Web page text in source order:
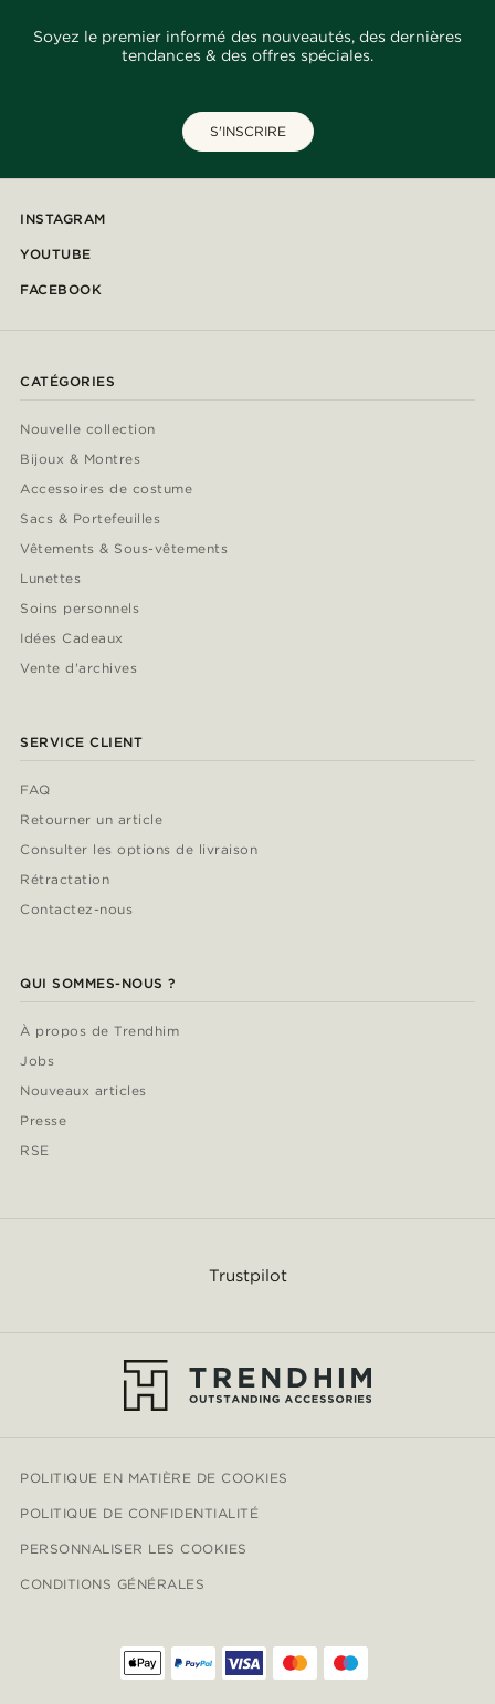
Soyez le premier informé des nouveautés, des dernières
tendances & des offres spéciales.
S'INSCRIRE
INSTAGRAM
YOUTUBE
FACEBOOK
CATÉGORIES
Nouvelle collection
Bijoux & Montres
Accessoires de costume
Sacs & Portefeuilles
Vêtements & Sous-vêtements
Lunettes
Soins personnels
Idées Cadeaux
Vente d'archives
SERVICE CLIENT
FAQ
Retourner un article
Consulter les options de livraison
Rétractation
Contactez-nous
QUI SOMMES-NOUS ?
À propos de Trendhim
Jobs
Nouveaux articles
Presse
RSE
Trustpilot
POLITIQUE EN MATIÈRE DE COOKIES
POLITIQUE DE CONFIDENTIALITÉ
PERSONNALISER LES COOKIES
CONDITIONS GÉNÉRALES